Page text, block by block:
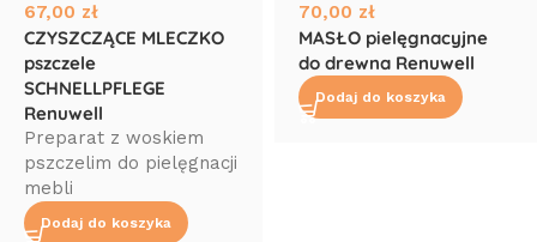
67,00 zł
CZYSZCZĄCE MLECZKO
pszczele
SCHNELLPFLEGE
Renuwell
Preparat z woskiem
pszczelim do pielęgnacji
mebli
Dodaj do koszyka
70,00 zł
MASŁO pielęgnacyjne
do drewna Renuwell
Dodaj do koszyka